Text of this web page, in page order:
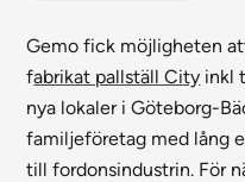
Gemo fick möjligheten
fabrikat pallställ City inkl
nya lokaler i Göteborg-
familjeföretag med lång
till fordonsindustrin. För